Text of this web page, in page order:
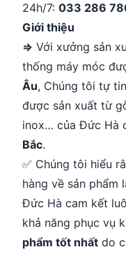
24h/7: 033 286
Giới thiệu
⇒ Với xưởng sản
thống máy móc
Âu, Chúng tôi tự
được sản xuất từ
inox… của Đức Hà
Bắc.
✅ Chúng tôi hiểu
hàng về sản phẩm
Đức Hà cam kết
khả năng phục vụ
phẩm tốt nhất do